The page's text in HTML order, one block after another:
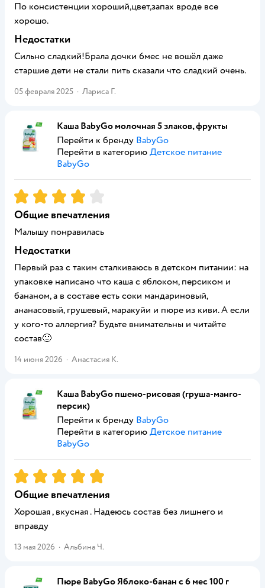
По консистенции хороший,цвет,запах вроде все
хорошо.
Недостатки
Сильно сладкий!Брала дочки 6мес не вошёл даже
старшие дети не стали пить сказали что сладкий очень.
05 февраля 2025 · Лариса Г.
Каша BabyGo молочная 5 злаков, фрукты
Перейти к бренду BabyGo
Перейти в категорию Детское питание
BabyGo
Рейтинг:4
Общие впечатления
Малышу понравилась
Недостатки
Первый раз с таким сталкиваюсь в детском питании: на
упаковке написано что каша с яблоком, персиком и
бананом, а в составе есть соки мандариновый,
ананасовый, грушевый, маракуйи и пюре из киви. А если
у кого-то аллергия? Будьте внимательны и читайте
состав🙂
14 июня 2026 · Анастасия К.
Каша BabyGo пшено-рисовая (груша-манго-
персик)
Перейти к бренду BabyGo
Перейти в категорию Детское питание
BabyGo
Рейтинг:5
Общие впечатления
Хорошая , вкусная . Надеюсь состав без лишнего и
вправду
13 мая 2026 · Альбина Ч.
Пюре BabyGo Яблоко-банан с 6 мес 100 г